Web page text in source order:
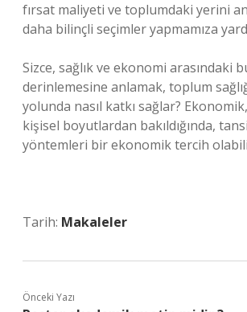
fırsat maliyeti ve toplumdaki yerini
daha bilinçli seçimler yapmamıza
Sizce, sağlık ve ekonomi arasındaki
derinlemesine anlamak, toplum
yolunda nasıl katkı sağlar?
kişisel boyutlardan bakıldığında,
yöntemleri bir ekonomik tercih
Tarih: Makaleler
Önceki Yazı